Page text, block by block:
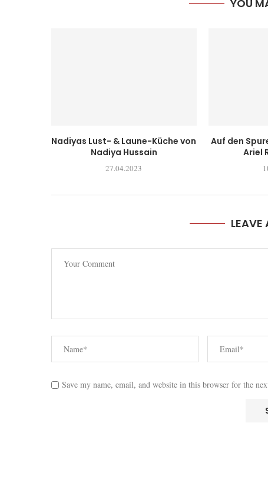
YOU
Nadiyas Lust- & Laune-Küche von
Nadiya Hussain
27.04.2023
Auf den
Ariel
LEAVE
Save my name, email, and website in this browser for the